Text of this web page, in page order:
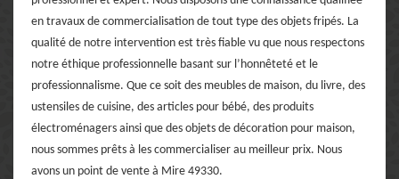
en travaux de commercialisation de tout type des objets fripés. La
qualité de notre intervention est très fiable vu que nous respectons
notre éthique professionnelle basant sur l’honnêteté et le
professionnalisme. Que ce soit des meubles de maison, du livre, des
ustensiles de cuisine, des articles pour bébé, des produits
électroménagers ainsi que des objets de décoration pour maison,
nous sommes prêts à les commercialiser au meilleur prix. Nous
avons un point de vente à Mire 49330.